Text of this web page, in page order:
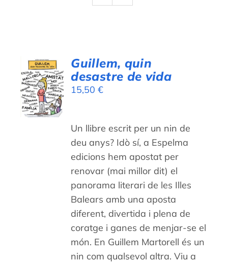
Contacte
AFEGEIX
A LA
CISTELLA
/
DETALLS
Guillem, quin
desastre de vida
15,50€
Un llibre escrit per un nin de
deu anys? Idò sí, a Espelma
edicions hem apostat per
renovar (mai millor dit) el
panorama literari de les Illes
Balears amb una aposta
diferent, divertida i plena de
coratge i ganes de menjar-se el
món. En Guillem Martorell és un
nin com qualsevol altra. Viu a